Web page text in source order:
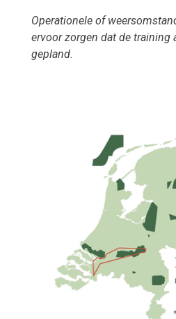
Operationele of
ervoor zorgen dat de training
gepland.